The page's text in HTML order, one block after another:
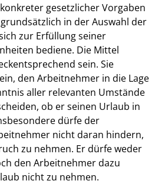
gesetzlicher Vorgaben
in der Auswahl der
zur Erfüllung seiner
bediene. Die Mittel
sein. Sie
den Arbeitnehmer in die Lage
aller relevanten Umstände
ob er seinen Urlaub in
dürfe der
nicht daran hindern,
zu nehmen. Er dürfe weder
den Arbeitnehmer dazu
nicht zu nehmen.